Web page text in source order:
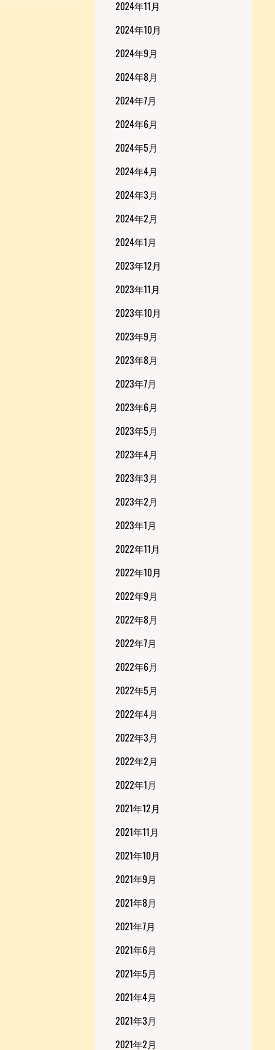
2024年11月
2024年10月
2024年9月
2024年8月
2024年7月
2024年6月
2024年5月
2024年4月
2024年3月
2024年2月
2024年1月
2023年12月
2023年11月
2023年10月
2023年9月
2023年8月
2023年7月
2023年6月
2023年5月
2023年4月
2023年3月
2023年2月
2023年1月
2022年11月
2022年10月
2022年9月
2022年8月
2022年7月
2022年6月
2022年5月
2022年4月
2022年3月
2022年2月
2022年1月
2021年12月
2021年11月
2021年10月
2021年9月
2021年8月
2021年7月
2021年6月
2021年5月
2021年4月
2021年3月
2021年2月